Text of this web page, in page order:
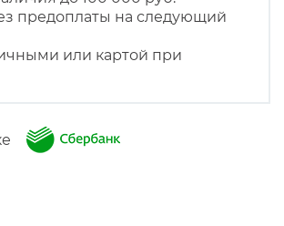
предоплаты на следующий
или картой при